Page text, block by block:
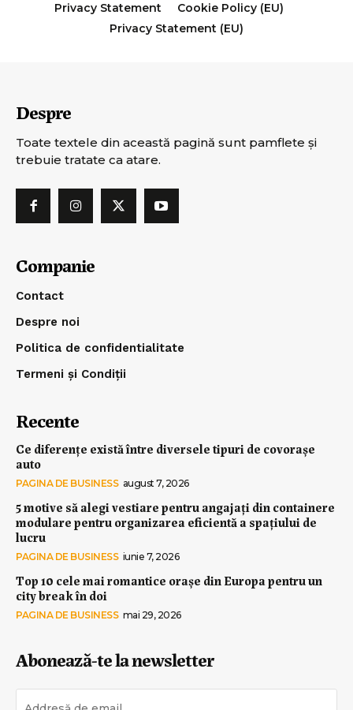
Privacy Statement
Cookie Policy (EU)
Privacy Statement (EU)
Despre
Toate textele din această pagină sunt pamflete şi
trebuie tratate ca atare.
Companie
Contact
Despre noi
Politica de confidentialitate
Termeni și Condiții
Recente
Ce diferențe există între diversele tipuri de covorașe
auto
PAGINA DE BUSINESS august 7, 2026
5 motive să alegi vestiare pentru angajați din containere
modulare pentru organizarea eficientă a spațiului de
lucru
PAGINA DE BUSINESS iunie 7, 2026
Top 10 cele mai romantice orașe din Europa pentru un
city break în doi
PAGINA DE BUSINESS mai 29, 2026
Abonează-te la newsletter